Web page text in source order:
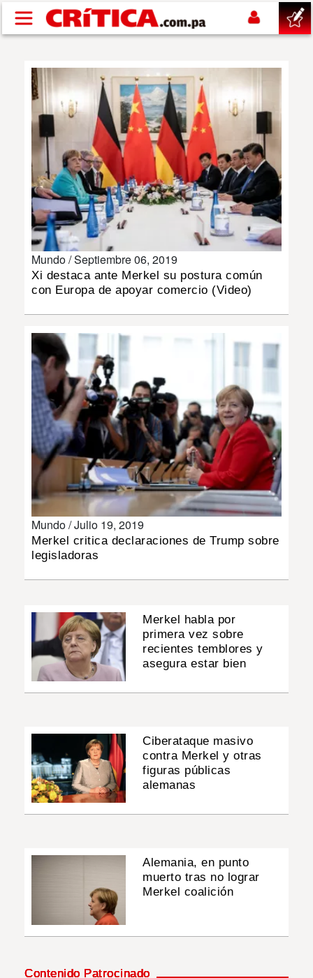
Pasar al contenido principal
SUCESOS
NACIONAL
POLÍTICA
SHOW
DEPORTES
INSÓLITAS
MULTIMEDIA
IMPRESO
Mundo /Septiembre 06, 2019
Xi destaca ante Merkel su postura común
con Europa de apoyar comercio (Video)
Mundo /Julio 19, 2019
Merkel critica declaraciones de Trump sobre
legisladoras
Merkel habla por
primera vez sobre
recientes temblores y
asegura estar bien
Ciberataque masivo
contra Merkel y otras
figuras públicas
alemanas
Alemania, en punto
muerto tras no lograr
Merkel coalición
Contenido Patrocinado